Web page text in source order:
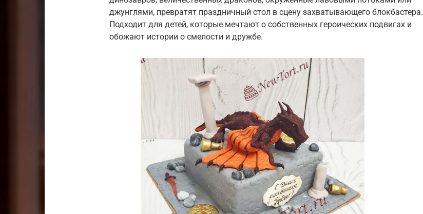
джунглями, превратят праздничный стол в сцену захватывающего блокбастера.
Подходит для детей, которые мечтают о собственных героических подвигах и
обожают истории о смелости и дружбе.